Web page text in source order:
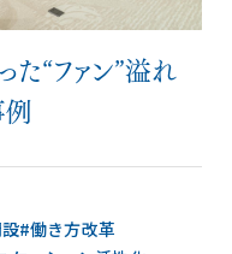
た“ファン”溢れ
#働き方改革